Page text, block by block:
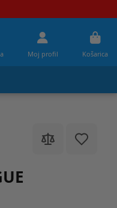
Moj profil Košarica